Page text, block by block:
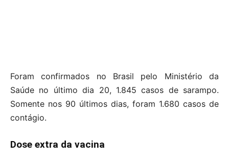
Foram confirmados no Brasil pelo Ministério da
Saúde no último dia 20, 1.845 casos de sarampo.
Somente nos 90 últimos dias, foram 1.680 casos de
contágio.
Dose extra da vacina